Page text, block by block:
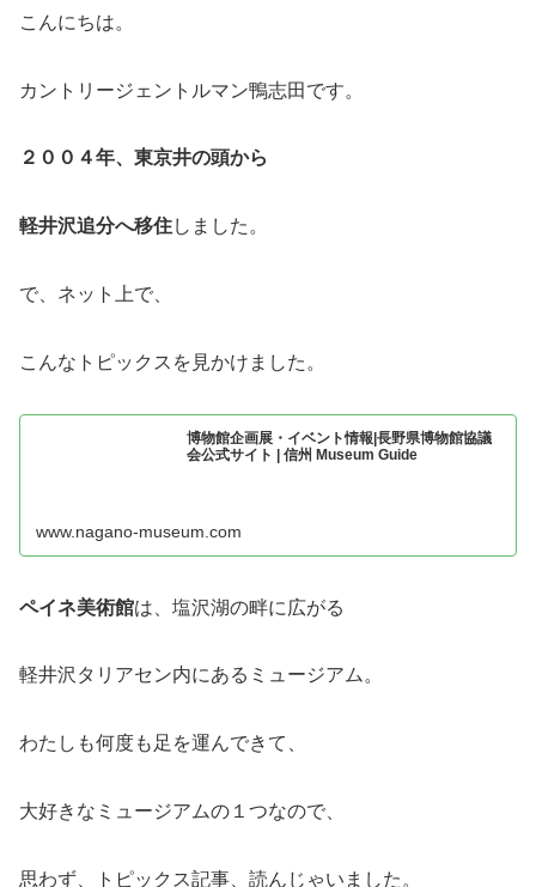
こんにちは。
カントリージェントルマン鴨志田です。
２００４年、東京井の頭から
軽井沢追分へ移住しました。
で、ネット上で、
こんなトピックスを見かけました。
博物館企画展・イベント情報|長野県博物館協議
会公式サイト | 信州 Museum Guide
www.nagano-museum.com
ペイネ美術館は、塩沢湖の畔に広がる
軽井沢タリアセン内にあるミュージアム。
わたしも何度も足を運んできて、
大好きなミュージアムの１つなので、
思わず、トピックス記事、読んじゃいました。